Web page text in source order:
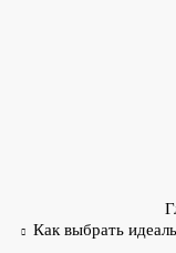
Как выбрать